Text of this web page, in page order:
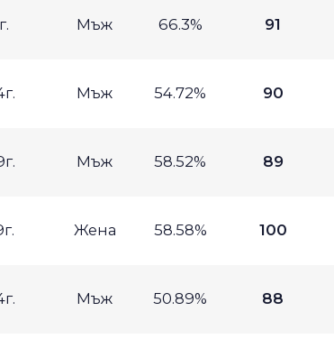
Мъж 66.3% 91
Мъж 54.72% 90
Мъж 58.52% 89
Жена 58.58% 100
Мъж 50.89% 88